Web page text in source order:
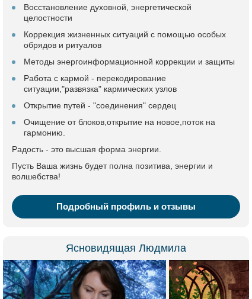
Восстановление духовной, энергетической
целостности
Коррекция жизненных ситуаций с помощью особых
обрядов и ритуалов
Методы энергоинформационной коррекции и защиты
Работа с кармой - перекодирование
ситуации,"развязка" кармических узлов
Открытие путей - "соединения" сердец
Очищение от блоков,открытие на новое,поток на
гармонию.
Радость - это высшая форма энергии.
Пусть Ваша жизнь будет полна позитива, энергии и
волшебства!
Подробный профиль и отзывы
Ясновидящая Людмила